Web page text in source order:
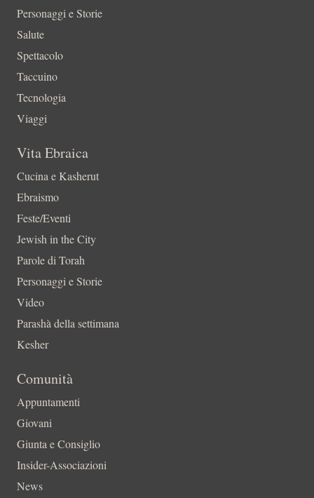
Personaggi e Storie
Salute
Spettacolo
Taccuino
Tecnologia
Viaggi
Vita Ebraica
Cucina e Kasherut
Ebraismo
Feste/Eventi
Jewish in the City
Parole di Torah
Personaggi e Storie
Video
Parashà della settimana
Kesher
Comunità
Appuntamenti
Giovani
Giunta e Consiglio
Insider-Associazioni
News